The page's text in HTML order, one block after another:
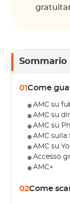
Sommario
01Come
AMC su
AMC su
AMC su
AMC sulla
AMC su
Accesso
AMC+
02Come